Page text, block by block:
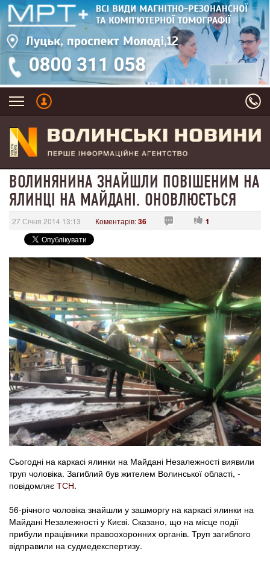
ВОЛИНЯНИНА ЗНАЙШЛИ ПОВІШЕНИМ НА
ЯЛИНЦІ НА МАЙДАНІ. ОНОВЛЮЄТЬСЯ
27 Січня 2014 13:13 Коментарів:36 1
Сьогодні на каркасі ялинки на Майдані Незалежності виявили
труп чоловіка. Загиблий був жителем Волинської області, -
повідомляє ТСН.
56-річного чоловіка знайшли у зашморгу на каркасі ялинки на
Майдані Незалежності у Києві. Сказано, що на місце події
прибули працівники правоохоронних органів. Труп загиблого
відправили на судмедекспертизу.